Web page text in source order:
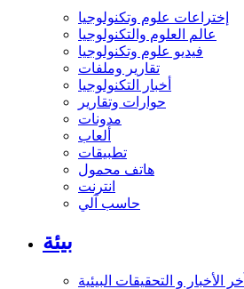
إختراعات علوم وتكنولوجيا
عالم العلوم والتكنولوجيا
فيديو علوم وتكنولوجيا
تقارير وملفات
أخبار التكنولوجيا
حوارات وتقارير
مدونات
ألعاب
تطبيقات
هاتف محمول
انترنت
حاسب آلي
بيئة
آخر الأخبار و التحقيقات البيئية